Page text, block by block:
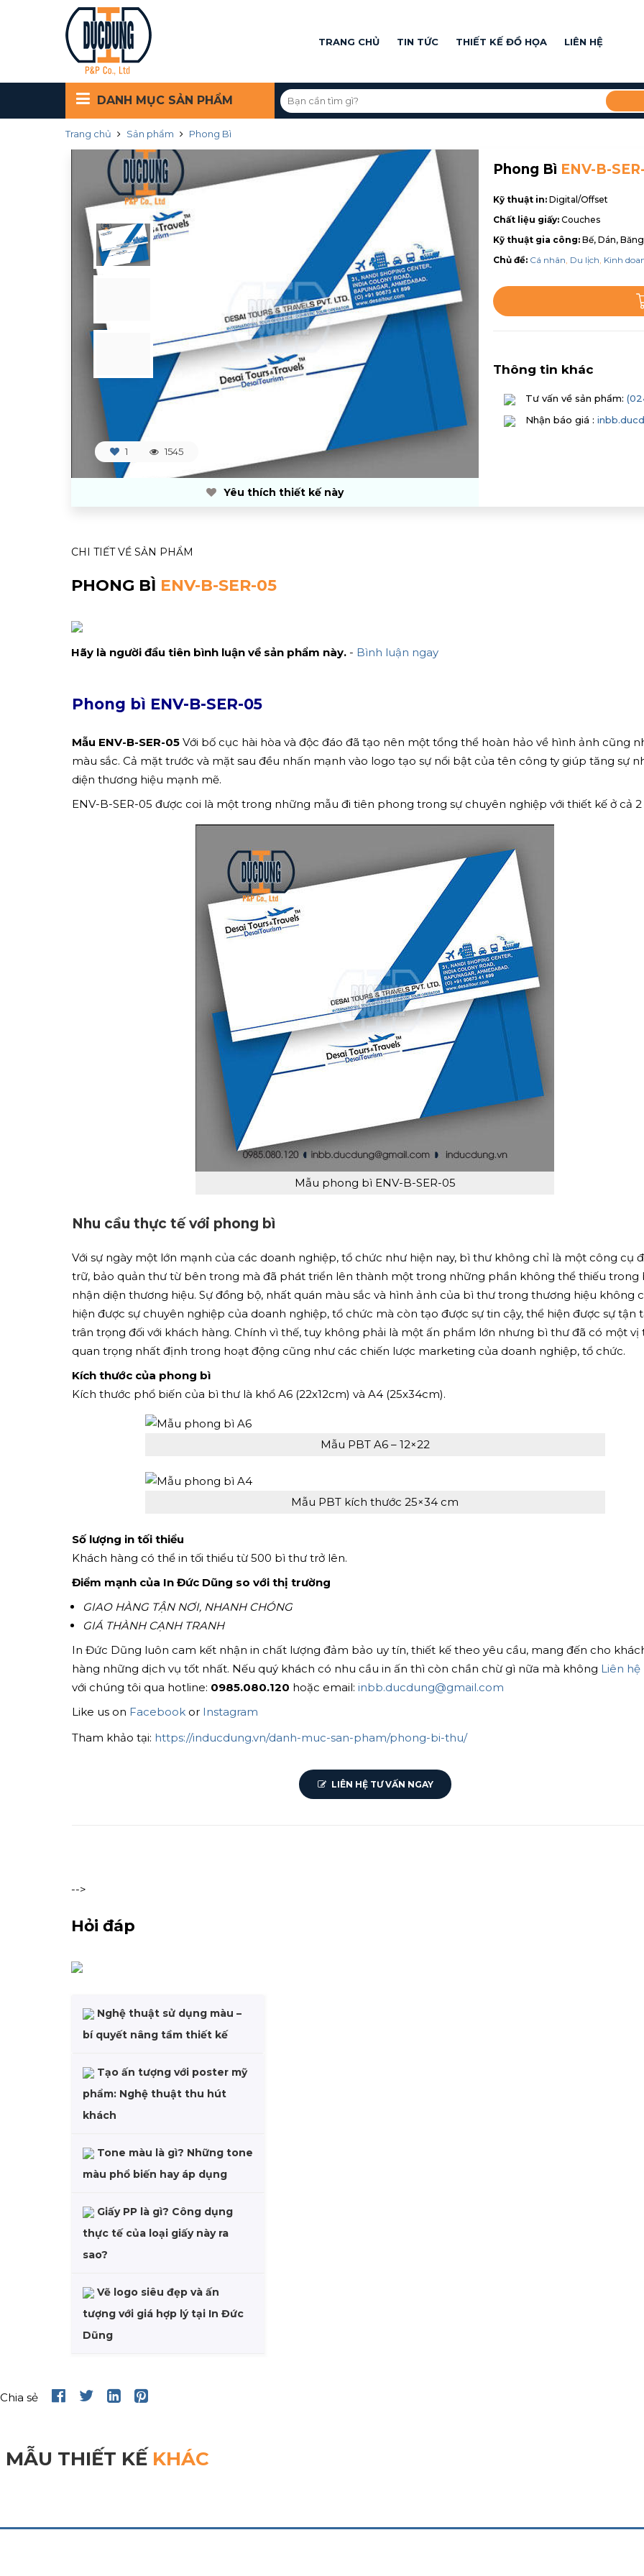
TRANG CHỦ TIN TỨC THIẾT KẾ ĐỒ HỌA LIÊN HỆ
DANH MỤC SẢN PHẨM
Trang chủ Sản phẩm Phong Bì
1 1545
Yêu thích thiết kế này
Phong Bì ENV-B-
Kỹ thuật in:Digital/Offset
Chất liệu giấy:Couches
Kỹ thuật gia công:Bế, Dán,
Chủ đề: Cá nhân, Du lịch, Kinh
Thông tin khác
Tư vấn về sản phẩm:
Nhận báo giá :
CHI TIẾT VỀ SẢN PHẨM
PHONG BÌ ENV-B-SER-05
Hãy là người đầu tiên bình luận về sản phẩm này. - Bình luận ngay
Phong bì ENV-B-SER-05
Mẫu ENV-B-SER-05 Với bố cục hài hòa và độc đáo đã tạo nên một tổng thể hoàn hảo về hình ảnh cũng
màu sắc. Cả mặt trước và mặt sau đều nhấn mạnh vào logo tạo sự nổi bật của tên công ty giúp tăng sự
diện thương hiệu mạnh mẽ.
ENV-B-SER-05 được coi là một trong những mẫu đi tiên phong trong sự chuyên nghiệp với thiết kế ở cả 2
Mẫu phong bì ENV-B-SER-05
Nhu cầu thực tế với phong bì
Với sự ngày một lớn mạnh của các doanh nghiệp, tổ chức như hiện nay, bì thư không chỉ là một công cụ
trữ, bảo quản thư từ bên trong mà đã phát triển lên thành một trong những phần không thể thiếu trong
nhận diện thương hiệu. Sự đồng bộ, nhất quán màu sắc và hình ảnh của bì thư trong thương hiệu không
hiện được sự chuyên nghiệp của doanh nghiệp, tổ chức mà còn tạo được sự tin cậy, thể hiện được sự tận
trân trọng đối với khách hàng. Chính vì thế, tuy không phải là một ấn phẩm lớn nhưng bì thư đã có một vị
quan trọng nhất định trong hoạt động cũng như các chiến lược marketing của doanh nghiệp, tổ chức.
Kích thước của phong bì
Kích thước phổ biến của bì thư là khổ A6 (22x12cm) và A4 (25x34cm).
Mẫu PBT A6 – 12×22
Mẫu PBT kích thước 25×34 cm
Số lượng in tối thiểu
Khách hàng có thể in tối thiểu từ 500 bì thư trở lên.
Điểm mạnh của In Đức Dũng so với thị trường
GIAO HÀNG TẬN NƠI, NHANH CHÓNG
GIÁ THÀNH CẠNH TRANH
In Đức Dũng luôn cam kết nhận in chất lượng đảm bảo uy tín, thiết kế theo yêu cầu, mang đến cho
hàng những dịch vụ tốt nhất. Nếu quý khách có nhu cầu in ấn thì còn chần chừ gì nữa mà không Liên hệ
với chúng tôi qua hotline: 0985.080.120 hoặc email: inbb.ducdung@gmail.com
Like us on Facebook or Instagram
Tham khảo tại: https://inducdung.vn/danh-muc-san-pham/phong-bi-thu/
LIÊN HỆ TƯ VẤN NGAY
-->
Hỏi đáp
Nghệ thuật sử dụng màu –
bí quyết nâng tầm thiết kế
Tạo ấn tượng với poster mỹ
phẩm: Nghệ thuật thu hút
khách
Tone màu là gì? Những tone
màu phổ biến hay áp dụng
Giấy PP là gì? Công dụng
thực tế của loại giấy này ra
sao?
Vẽ logo siêu đẹp và ấn
tượng với giá hợp lý tại In Đức
Dũng
Chia sẻ
MẪU THIẾT KẾ KHÁC